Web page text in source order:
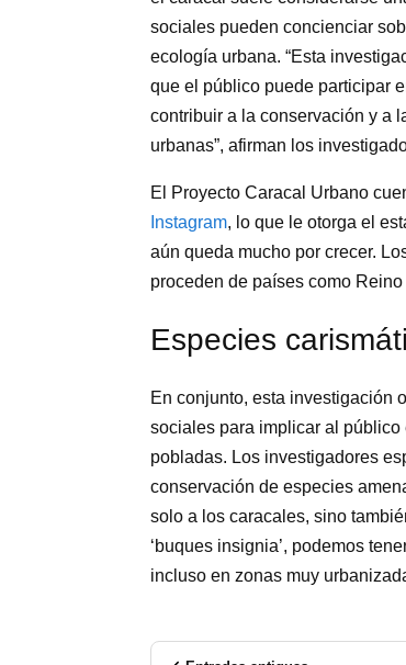
sociales pueden concienciar
ecología urbana. “Esta
que el público puede participar
contribuir a la conservación y a
urbanas”, afirman los
El Proyecto Caracal Urbano
Instagram, lo que le otorga el
aún queda mucho por crecer.
proceden de países como
Especies
En conjunto, esta investigación
sociales para implicar al
pobladas. Los investigadores
conservación de especies
solo a los caracales, sino
‘buques insignia’, podemos
incluso en zonas muy